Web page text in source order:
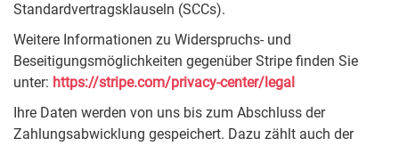
Standardvertragsklauseln (SCCs).
Weitere Informationen zu Widerspruchs- und
Beseitigungsmöglichkeiten gegenüber Stripe finden Sie
unter: https://stripe.com/privacy-center/legal
Ihre Daten werden von uns bis zum Abschluss der
Zahlungsabwicklung gespeichert. Dazu zählt auch der